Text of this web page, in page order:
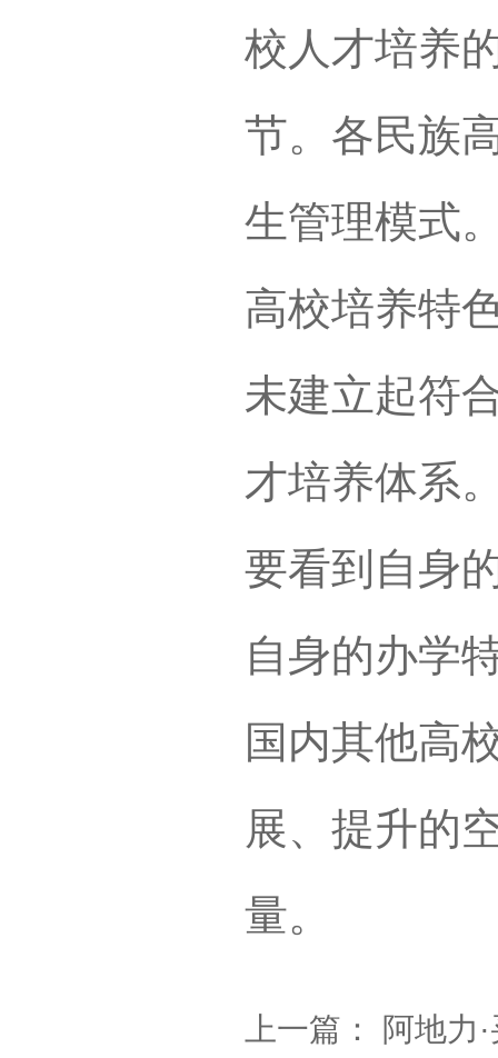
校人才培养
节。各民族
生管理模式
高校培养特
未建立起符
才培养体系
要看到自身
自身的办学
国内其他高
展、提升的
量。
上一篇： 阿地力